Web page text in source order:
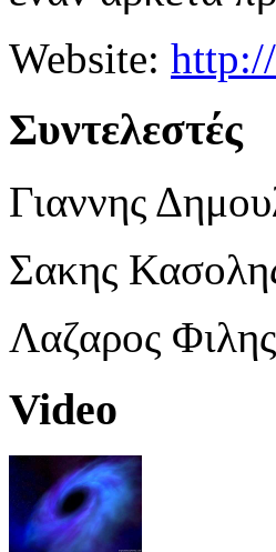
Website:
Συντελεστές
Γιαννης
Σακης
Λαζαρος Φιλης
Video